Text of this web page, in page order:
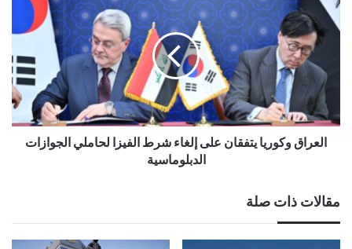
العراق وكوريا يتفقان على إلغاء شرط الفيزا لحاملي الجوازات
الدبلوماسية
مقالات ذات صلة